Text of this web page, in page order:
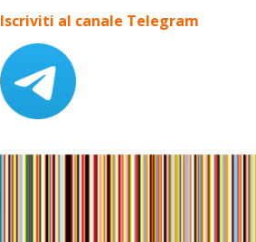
Iscriviti al canale Telegram